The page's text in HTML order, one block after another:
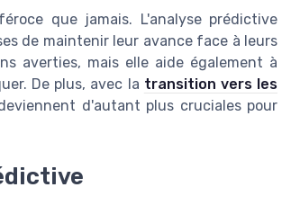
que jamais. L'analyse prédictive
de maintenir leur avance face à leurs
averties, mais elle aide également à
De plus, avec la transition vers les
d'autant plus cruciales pour